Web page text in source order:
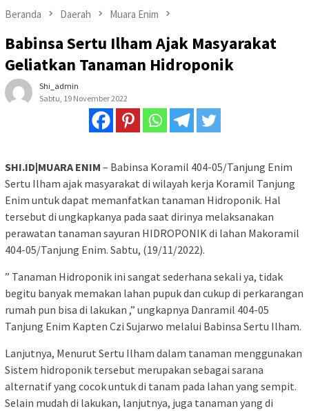
Beranda Daerah Muara Enim
Babinsa Sertu Ilham Ajak Masyarakat
Geliatkan Tanaman Hidroponik
Shi_admin
Sabtu, 19 November 2022
SHI.ID|MUARA ENIM – Babinsa Koramil 404-05/Tanjung Enim
Sertu Ilham ajak masyarakat di wilayah kerja Koramil Tanjung
Enim untuk dapat memanfatkan tanaman Hidroponik. Hal
tersebut di ungkapkanya pada saat dirinya melaksanakan
perawatan tanaman sayuran HIDROPONIK di lahan Makoramil
404-05/Tanjung Enim. Sabtu, (19/11/2022).
” Tanaman Hidroponik ini sangat sederhana sekali ya, tidak
begitu banyak memakan lahan pupuk dan cukup di perkarangan
rumah pun bisa di lakukan ,” ungkapnya Danramil 404-05
Tanjung Enim Kapten Czi Sujarwo melalui Babinsa Sertu Ilham.
Lanjutnya, Menurut Sertu Ilham dalam tanaman menggunakan
Sistem hidroponik tersebut merupakan sebagai sarana
alternatif yang cocok untuk di tanam pada lahan yang sempit.
Selain mudah di lakukan, lanjutnya, juga tanaman yang di